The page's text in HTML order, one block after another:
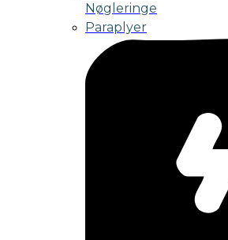
Nøgleringe
Paraplyer